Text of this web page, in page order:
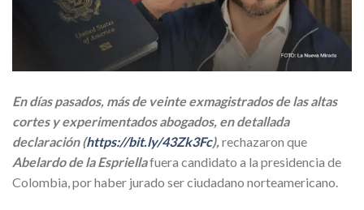
En días pasados, más de veinte exmagistrados de las altas
cortes y experimentados abogados, en detallada
declaración (https://bit.ly/43Zk3Fc), rechazaron que
Abelardo de la Espriellafuera candidato a la presidencia de
Colombia, por haber jurado ser ciudadano norteamericano.